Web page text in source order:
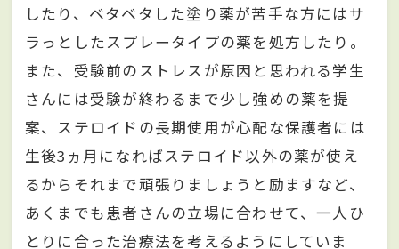
したり、ベタベタした塗り薬が苦手な方にはサ
ラっとしたスプレータイプの薬を処方したり。
また、受験前のストレスが原因と思われる学生
さんには受験が終わるまで少し強めの薬を提
案、ステロイドの長期使用が心配な保護者には
生後3ヵ月になればステロイド以外の薬が使え
るからそれまで頑張りましょうと励ますなど、
あくまでも患者さんの立場に合わせて、一人ひ
とりに合った治療法を考えるようにしていま